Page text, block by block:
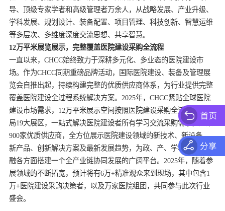
导、顶级专家学者和高级管理者万余人，从战略发展、产业升级、
学科发展、规划设计、装备配置、项目管理、科技创新、智慧运维
12万平米展览展示，完整覆盖医院建设采购全流程
一直以来，CHCC始终致力于深耕多元化、多业态的医院建设市
场。作为CHCC同期重磅品牌活动，国际医院建设、装备及管理展
览会自推出起，持续构建完整的优质供应商体系，为行业提供完整
覆盖医院建设全过程系统解决方案。2025年，CHCC紧贴全球医院
建设市场需求，12万平米展示空间按照医院建设采购全流程创新布
局19大展区，一站式解决医院建设者所有学习交流采购需求。汇聚
900家优质供应商，全方位展示医院建设领域的新技术、新设备、
新产品、创新解决方案及最新发展趋势，为政、产、学、研、用、
融各方面搭建一个全产业链协同发展的广阔平台。2025年，随着参
展领域的不断拓宽，预计将有6万+精准观众来到现场，其中包含1
万+医院建设采购决策者，以及万家医院组团，共同参与此次行业
盛会。